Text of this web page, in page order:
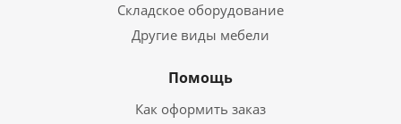
Складское оборудование
Другие виды мебели
Помощь
Как оформить заказ